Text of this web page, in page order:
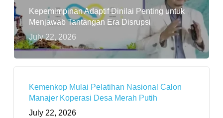
Kepemimpinan Adaptif Dinilai Penting untuk
Menjawab Tantangan Era Disrupsi
July 22, 2026
Kemenkop Mulai Pelatihan Nasional Calon
Manajer Koperasi Desa Merah Putih
July 22, 2026